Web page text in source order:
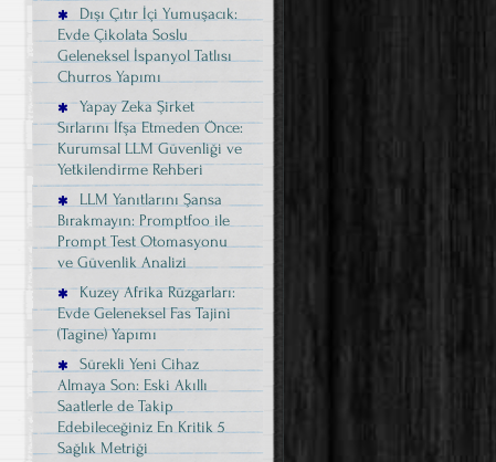
Dışı Çıtır İçi Yumuşacık:
Evde Çikolata Soslu
Geleneksel İspanyol Tatlısı
Churros Yapımı
Yapay Zeka Şirket
Sırlarını İfşa Etmeden Önce:
Kurumsal LLM Güvenliği ve
Yetkilendirme Rehberi
LLM Yanıtlarını Şansa
Bırakmayın: Promptfoo ile
Prompt Test Otomasyonu
ve Güvenlik Analizi
Kuzey Afrika Rüzgarları:
Evde Geleneksel Fas Tajini
(Tagine) Yapımı
Sürekli Yeni Cihaz
Almaya Son: Eski Akıllı
Saatlerle de Takip
Edebileceğiniz En Kritik 5
Sağlık Metriği